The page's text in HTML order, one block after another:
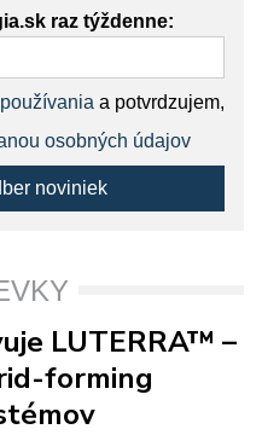
raz týždenne:
a potvrdzujem,
osobných údajov
noviniek
LUTERRA™ –
forming